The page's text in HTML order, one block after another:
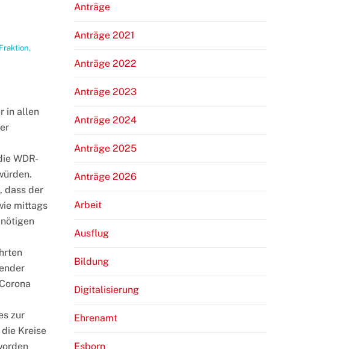
Fraktion,
in allen
WDR-
dass der
mittags
zur
Kreise
Anträge
Anträge 2021
Anträge 2022
Anträge 2023
Anträge 2024
Anträge 2025
Anträge 2026
Arbeit
Ausflug
Bildung
Digitalisierung
Ehrenamt
Esborn